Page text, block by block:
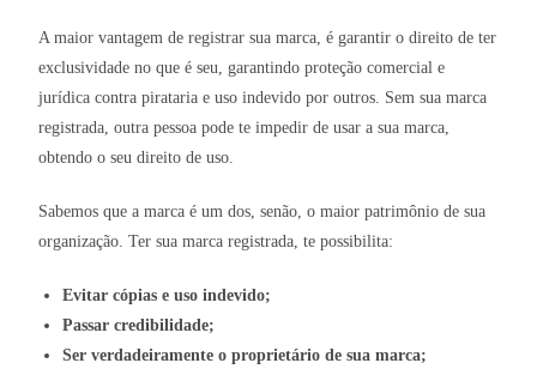
A maior vantagem de registrar sua marca, é garantir o direito de ter
exclusividade no que é seu, garantindo proteção comercial e
jurídica contra pirataria e uso indevido por outros. Sem sua marca
registrada, outra pessoa pode te impedir de usar a sua marca,
obtendo o seu direito de uso.
Sabemos que a marca é um dos, senão, o maior patrimônio de sua
organização. Ter sua marca registrada, te possibilita:
Evitar cópias e uso indevido;
Passar credibilidade;
Ser verdadeiramente o proprietário de sua marca;